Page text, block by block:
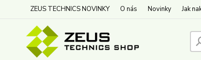
ZEUS TECHNICS NOVINKY O nás Novinky Jak